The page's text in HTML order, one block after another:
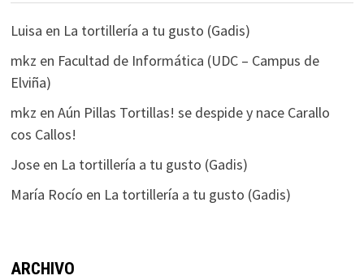
Luisa en La tortillería a tu gusto (Gadis)
mkz en Facultad de Informática (UDC – Campus de
Elviña)
mkz en Aún Pillas Tortillas! se despide y nace Carallo
cos Callos!
Joseen La tortillería a tu gusto (Gadis)
María Rocío en La tortillería a tu gusto (Gadis)
ARCHIVO